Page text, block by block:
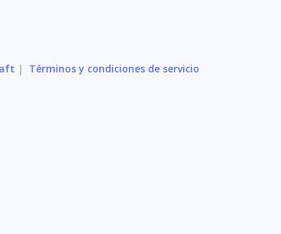
| Términos y condiciones de servicio